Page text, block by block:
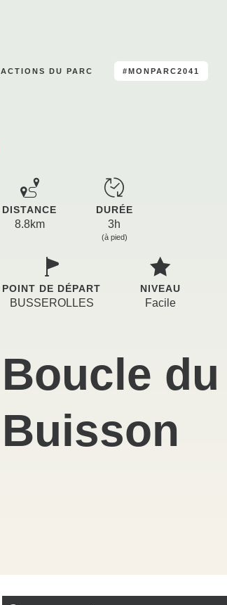
ACTIONS DU PARC #MONPARC2041
DISTANCE
8.8km
DURÉE
3h
(à pied)
POINT DE DÉPART
BUSSEROLLES
NIVEAU
Facile
Boucle du
Buisson